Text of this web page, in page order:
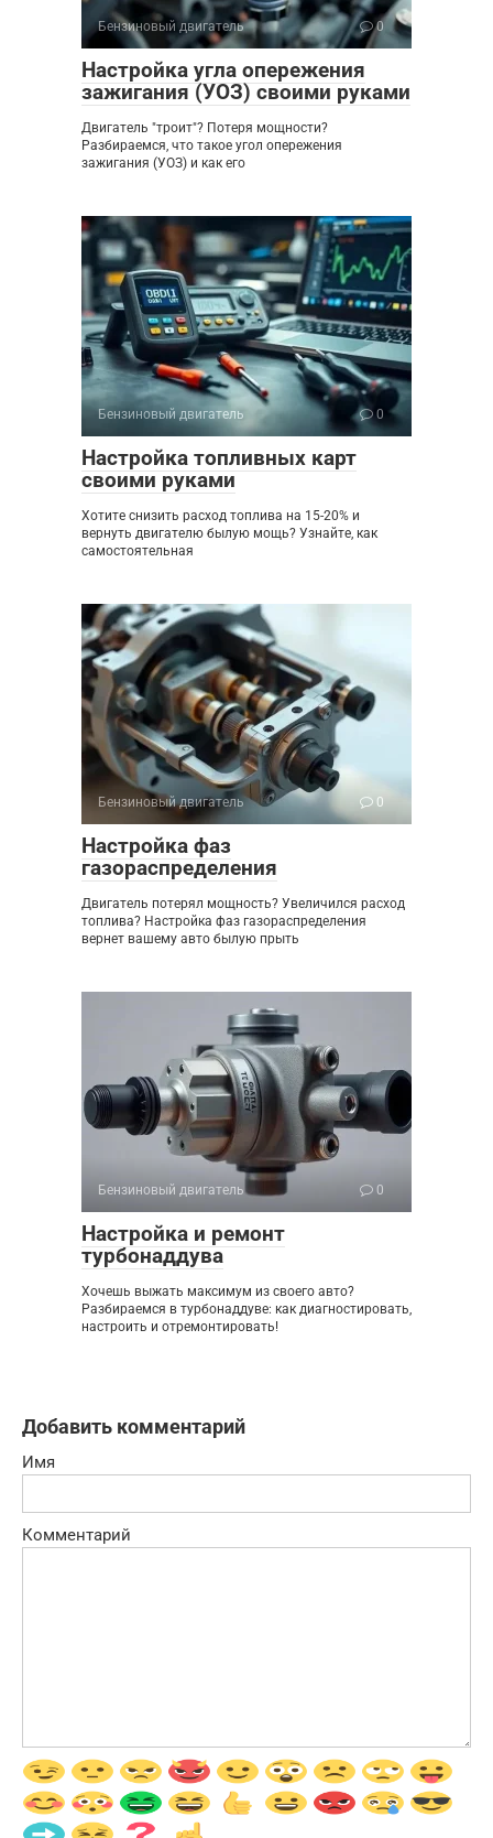
Бензиновый двигатель 0
Настройка угла опережения
зажигания (УОЗ) своими руками
Двигатель "троит"? Потеря мощности?
Разбираемся, что такое угол опережения
зажигания (УОЗ) и как его
Бензиновый двигатель 0
Настройка топливных карт
своими руками
Хотите снизить расход топлива на 15-20% и
вернуть двигателю былую мощь? Узнайте, как
самостоятельная
Бензиновый двигатель 0
Настройка фаз
газораспределения
Двигатель потерял мощность? Увеличился расход
топлива? Настройка фаз газораспределения
вернет вашему авто былую прыть
Бензиновый двигатель 0
Настройка и ремонт
турбонаддува
Хочешь выжать максимум из своего авто?
Разбираемся в турбонаддуве: как диагностировать,
настроить и отремонтировать!
Добавить комментарий
Имя
Комментарий